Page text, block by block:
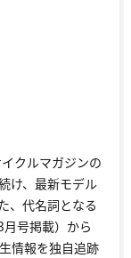
クルマガジンの
け、最新モデル
、代名詞となる
号掲載）から
情報を独自追跡